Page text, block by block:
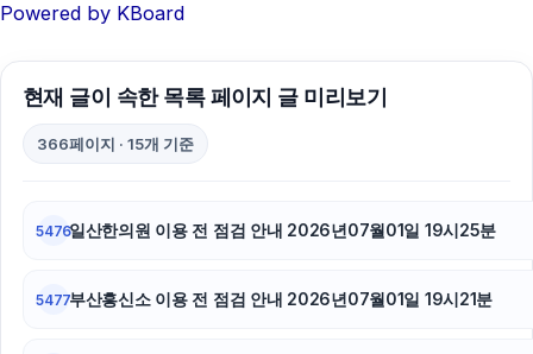
인스타그램 좋아요 구매
Powered by KBoard
현재 글이 속한 목록 페이지 글 미리보기
366페이지 · 15개 기준
5476일산한의원 이용 전 점검 안내 2026년07월01일 19시25분
5477부산흥신소 이용 전 점검 안내 2026년07월01일 19시21분